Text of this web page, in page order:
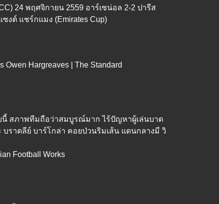
24 พฤศจิกายน 2559 อาร์เซน่อล 2-2 ปารีส
งต์ แชร์กแมง (Emirates Cup)
นี้ สภาพทีมถือว่าสมบูรณ์มาก ไร้ปัญหาผู้เล่นบาด
ราดลีย์ บาร์โกล่า คอยป่วนริมเส้น แดนกลางมี วิ